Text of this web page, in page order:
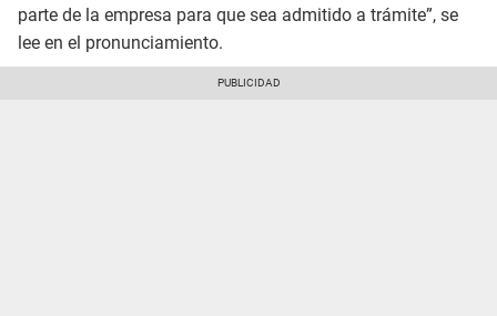
parte de la empresa para que sea admitido a trámite”, se
lee en el pronunciamiento.